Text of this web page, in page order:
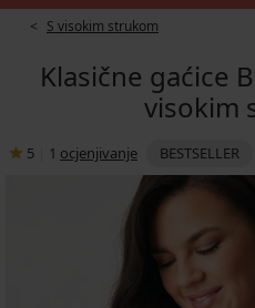
S visokim strukom
Klasične gaćice
visokim
5 1 ocjenjivanje BESTSELLER